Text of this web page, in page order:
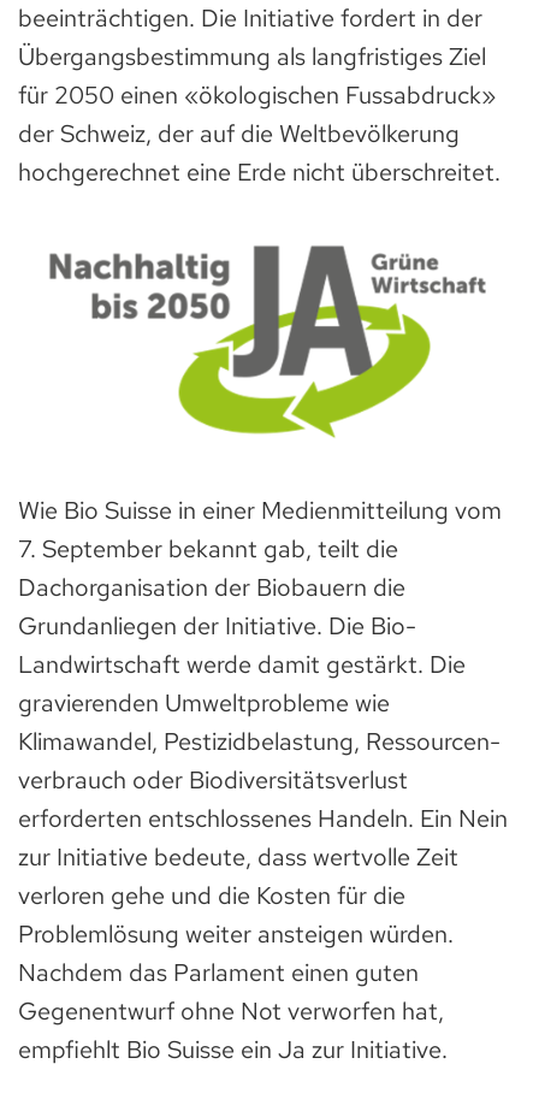
beeinträchtigen. Die Initiative fordert in der
Übergangsbestimmung als langfristiges Ziel
für 2050 einen «ökologischen Fussabdruck»
der Schweiz, der auf die Weltbevölkerung
hochgerechnet eine Erde nicht überschreitet.
Wie Bio Suisse in einer Medienmitteilung vom
7. September bekannt gab, teilt die
Dachorganisation der Biobauern die
Grundanliegen der Initiative. Die Bio-
Landwirtschaft werde damit gestärkt. Die
gravierenden Umweltprobleme wie
Klimawandel, Pestizidbelastung, Ressourcen-
verbrauch oder Biodiversitätsverlust
erforderten entschlossenes Handeln. Ein Nein
zur Initiative bedeute, dass wertvolle Zeit
verloren gehe und die Kosten für die
Problemlösung weiter ansteigen würden.
Nachdem das Parlament einen guten
Gegenentwurf ohne Not verworfen hat,
empfiehlt Bio Suisse ein Ja zur Initiative.